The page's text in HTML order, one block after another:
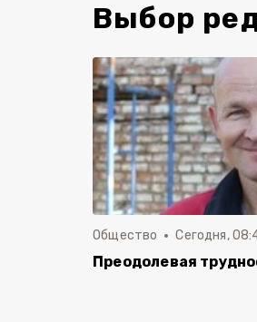
Выбор
Общество Сегодня,
Преодолевая